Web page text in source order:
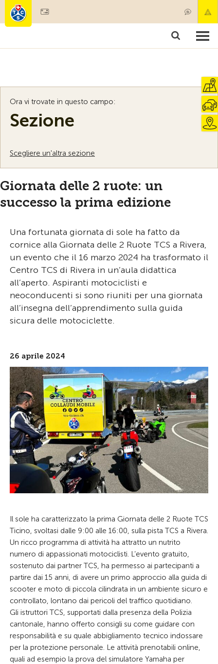
Societariato & prestazioni
Ora vi trovate in questo campo:
Sezione
Scegliere un'altra sezione
Giornata delle 2 ruote: un
successo la prima edizione
Una fortunata giornata di sole ha fatto da
cornice alla Giornata delle 2 Ruote TCS a Rivera,
un evento che il 16 marzo 2024 ha trasformato il
Centro TCS di Rivera in un’aula didattica
all’aperto. Aspiranti motociclisti e
neoconducenti si sono riuniti per una giornata
all’insegna dell’apprendimento sulla guida
sicura delle motociclette.
26 aprile 2024
Il sole ha caratterizzato la prima Giornata delle 2 Ruote TCS
Ticino, svoltasi dalle 9:00 alle 16:00, sulla pista TCS a Rivera.
Un ricco programma di attività ha attratto un nutrito
numero di appassionati motociclisti. L’evento gratuito,
sostenuto dai partner TCS, ha permesso ai partecipanti a
partire dai 15 anni, di avere un primo approccio alla guida di
scooter e moto di piccola cilindrata in un ambiente sicuro e
controllato, lontano dai pericoli del traffico quotidiano.
Gli istruttori TCS, supportati dalla presenza della Polizia
cantonale, hanno offerto consigli su come guidare con
responsabilità e su quale abbigliamento tecnico indossare
per la protezione personale. Le attività prenotabili online,
quali ad esempio la prova del simulatore Yamaha per